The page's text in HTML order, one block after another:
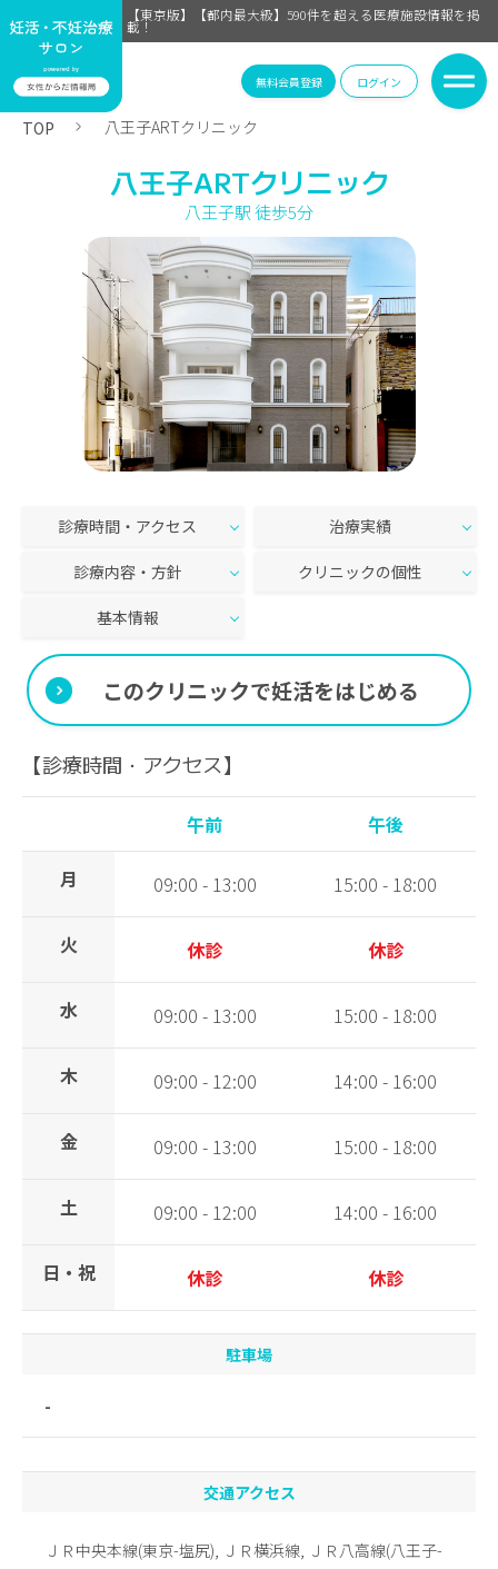
【東京版】【都内最大級】590件を超える医療施設情報を掲
載！
無料会員登録 ログイン
TOP 八王子ARTクリニック
八王子ARTクリニック
八王子駅 徒歩5分
診療時間・アクセス 治療実績
診療内容・方針 クリニックの個性
基本情報
このクリニックで妊活をはじめる
【診療時間・アクセス】
午前 午後
月 09:00 - 13:00 15:00 - 18:00
火 休診 休診
水 09:00 - 13:00 15:00 - 18:00
木 09:00 - 12:00 14:00 - 16:00
金 09:00 - 13:00 15:00 - 18:00
土 09:00 - 12:00 14:00 - 16:00
日・祝 休診 休診
駐車場
-
交通アクセス
ＪＲ中央本線(東京-塩尻), ＪＲ横浜線, ＪＲ八高線(八王子-